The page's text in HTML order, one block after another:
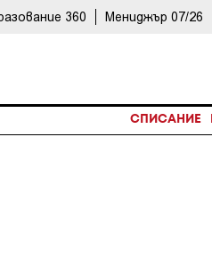
360 Мениджър 07/26
СПИСАНИЕ